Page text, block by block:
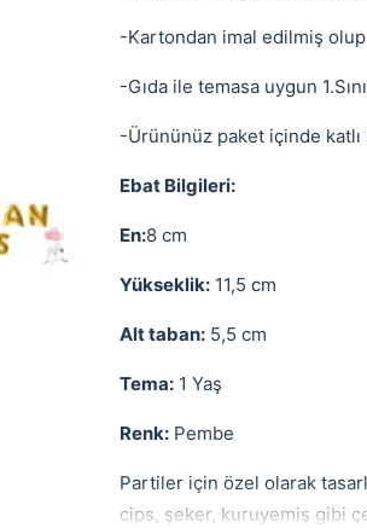
-Kartondan imal edilmiş olup
-Gıda ile temasa uygun
-Ürününüz paket içinde
Ebat Bilgileri:
En:8 cm
Yükseklik: 11,5 cm
Alt taban: 5,5 cm
Tema: 1 Yaş
Renk: Pembe
Partiler için özel olarak
cips, şeker, kuruyemiş gibi